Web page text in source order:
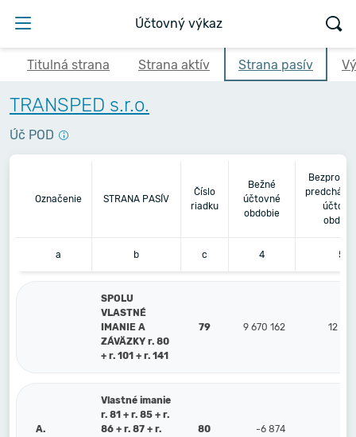
Účtovný výkaz
Titulná strana Strana aktív Strana pasív
TRANSPED s.r.o.
Úč POD
Označenie STRANA PASÍV
Číslo
riadku
Bežné
účtovné
obdobie
a b c 4 5
SPOLU
VLASTNÉ
IMANIE A
ZÁVÄZKY r. 80
+ r. 101 + r. 141
79 9 670 162 12
A.
Vlastné imanie
r. 81 + r. 85 + r.
86 + r. 87 + r.
80 -6 874